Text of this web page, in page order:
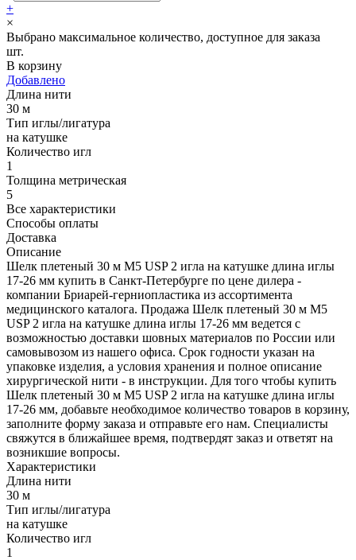
+
×
Выбрано максимальное количество, доступное для заказа
шт.
В корзину
Добавлено
Длина нити
30 м
Тип иглы/лигатура
на катушке
Количество игл
1
Толщина метрическая
5
Все характеристики
Способы оплаты
Доставка
Описание
Шелк плетеный 30 м М5 USP 2 игла на катушке длина иглы
17-26 мм купить в Санкт-Петербурге по цене дилера -
компании Бриарей-герниопластика из ассортимента
медицинского каталога. Продажа Шелк плетеный 30 м М5
USP 2 игла на катушке длина иглы 17-26 мм ведется с
возможностью доставки шовных материалов по России или
самовывозом из нашего офиса. Срок годности указан на
упаковке изделия, а условия хранения и полное описание
хирургической нити - в инструкции. Для того чтобы купить
Шелк плетеный 30 м М5 USP 2 игла на катушке длина иглы
17-26 мм, добавьте необходимое количество товаров в корзину,
заполните форму заказа и отправьте его нам. Специалисты
свяжутся в ближайшее время, подтвердят заказ и ответят на
возникшие вопросы.
Характеристики
Длина нити
30 м
Тип иглы/лигатура
на катушке
Количество игл
1